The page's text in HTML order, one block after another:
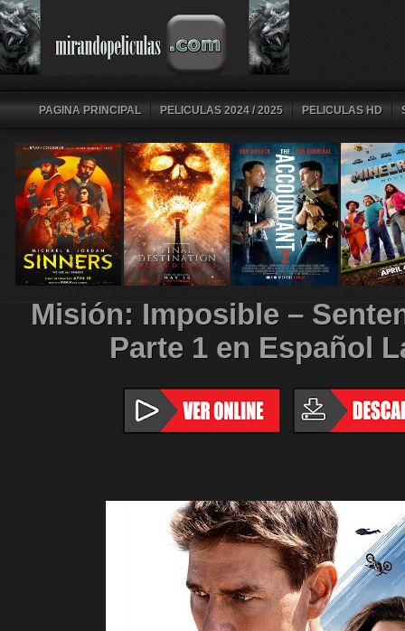
PAGINA PRINCIPAL PELICULAS 2024 / 2025 PELICULAS HD
Misión: Imposible –
Parte 1 en Español